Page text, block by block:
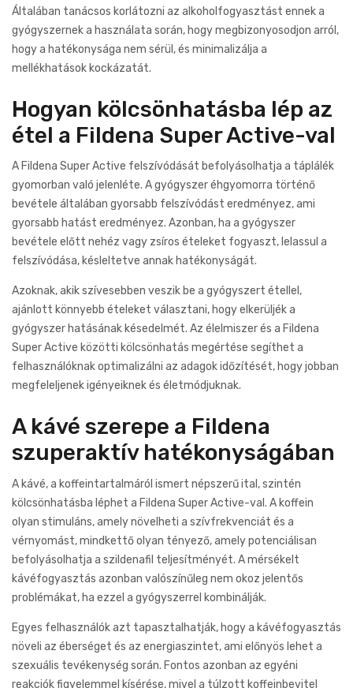
Általában tanácsos korlátozni az alkoholfogyasztást ennek a
gyógyszernek a használata során, hogy megbizonyosodjon arról,
hogy a hatékonysága nem sérül, és minimalizálja a
mellékhatások kockázatát.
Hogyan kölcsönhatásba lép az
étel a Fildena Super Active-val
A Fildena Super Active felszívódását befolyásolhatja a táplálék
gyomorban való jelenléte. A gyógyszer éhgyomorra történő
bevétele általában gyorsabb felszívódást eredményez, ami
gyorsabb hatást eredményez. Azonban, ha a gyógyszer
bevétele előtt nehéz vagy zsíros ételeket fogyaszt, lelassul a
felszívódása, késleltetve annak hatékonyságát.
Azoknak, akik szívesebben veszik be a gyógyszert étellel,
ajánlott könnyebb ételeket választani, hogy elkerüljék a
gyógyszer hatásának késedelmét. Az élelmiszer és a Fildena
Super Active közötti kölcsönhatás megértése segíthet a
felhasználóknak optimalizálni az adagok időzítését, hogy jobban
megfeleljenek igényeiknek és életmódjuknak.
A kávé szerepe a Fildena
szuperaktív hatékonyságában
A kávé, a koffeintartalmáról ismert népszerű ital, szintén
kölcsönhatásba léphet a Fildena Super Active-val. A koffein
olyan stimuláns, amely növelheti a szívfrekvenciát és a
vérnyomást, mindkettő olyan tényező, amely potenciálisan
befolyásolhatja a szildenafil teljesítményét. A mérsékelt
kávéfogyasztás azonban valószínűleg nem okoz jelentős
problémákat, ha ezzel a gyógyszerrel kombinálják.
Egyes felhasználók azt tapasztalhatják, hogy a kávéfogyasztás
növeli az éberséget és az energiaszintet, ami előnyös lehet a
szexuális tevékenység során. Fontos azonban az egyéni
reakciók figyelemmel kísérése, mivel a túlzott koffeinbevitel